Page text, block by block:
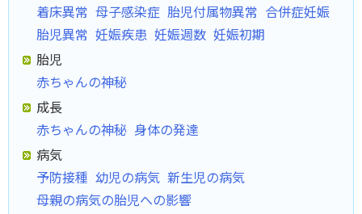
着床異常 母子感染症 胎児付属物異常 合併症妊娠
胎児異常 妊娠疾患 妊娠週数 妊娠初期
胎児
赤ちゃんの神秘
成長
赤ちゃんの神秘 身体の発達
病気
予防接種 幼児の病気 新生児の病気
母親の病気の胎児への影響